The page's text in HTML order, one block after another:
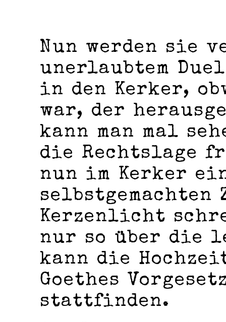
Nun werden sie
unerlaubtem
in den Kerker,
war, der
kann man mal
die Rechtslage
nun im Kerker
selbstgemachten
Kerzenlicht
nur so über die
kann die
Goethes
stattfinden.